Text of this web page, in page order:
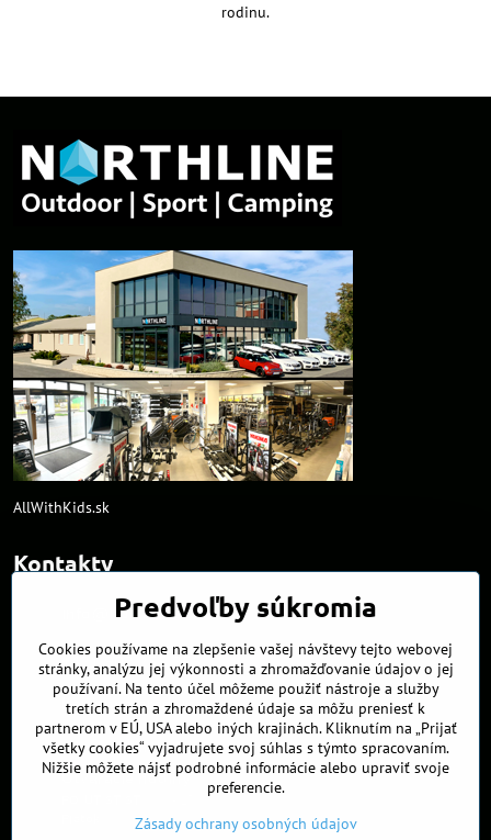
rodinu.
AllWithKids.sk
Kontakty
info​@northline​.sk
+421 902 255 255
Kamenná predajňa
Nádražná 34/A
90027 Ivánka pri Dunaji
Otváracie hodiny
9:00 - 17:00
8:00 - 16:00
Predvoľby súkromia
Cookies používame na zlepšenie vašej návštevy tejto webovej
stránky, analýzu jej výkonnosti a zhromažďovanie údajov o jej
používaní. Na tento účel môžeme použiť nástroje a služby
tretích strán a zhromaždené údaje sa môžu preniesť k
partnerom v EÚ, USA alebo iných krajinách. Kliknutím na „Prijať
všetky cookies“ vyjadrujete svoj súhlas s týmto spracovaním.
Nižšie môžete nájsť podrobné informácie alebo upraviť svoje
preferencie.
Zásady ochrany osobných údajov